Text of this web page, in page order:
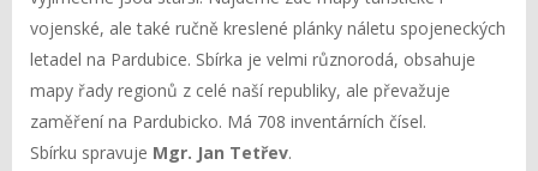
vojenské, ale také ručně kreslené plánky náletu spojeneckých
letadel na Pardubice. Sbírka je velmi různorodá, obsahuje
mapy řady regionů z celé naší republiky, ale převažuje
zaměření na Pardubicko. Má 708 inventárních čísel.
Sbírku spravuje Mgr. Jan Tetřev.